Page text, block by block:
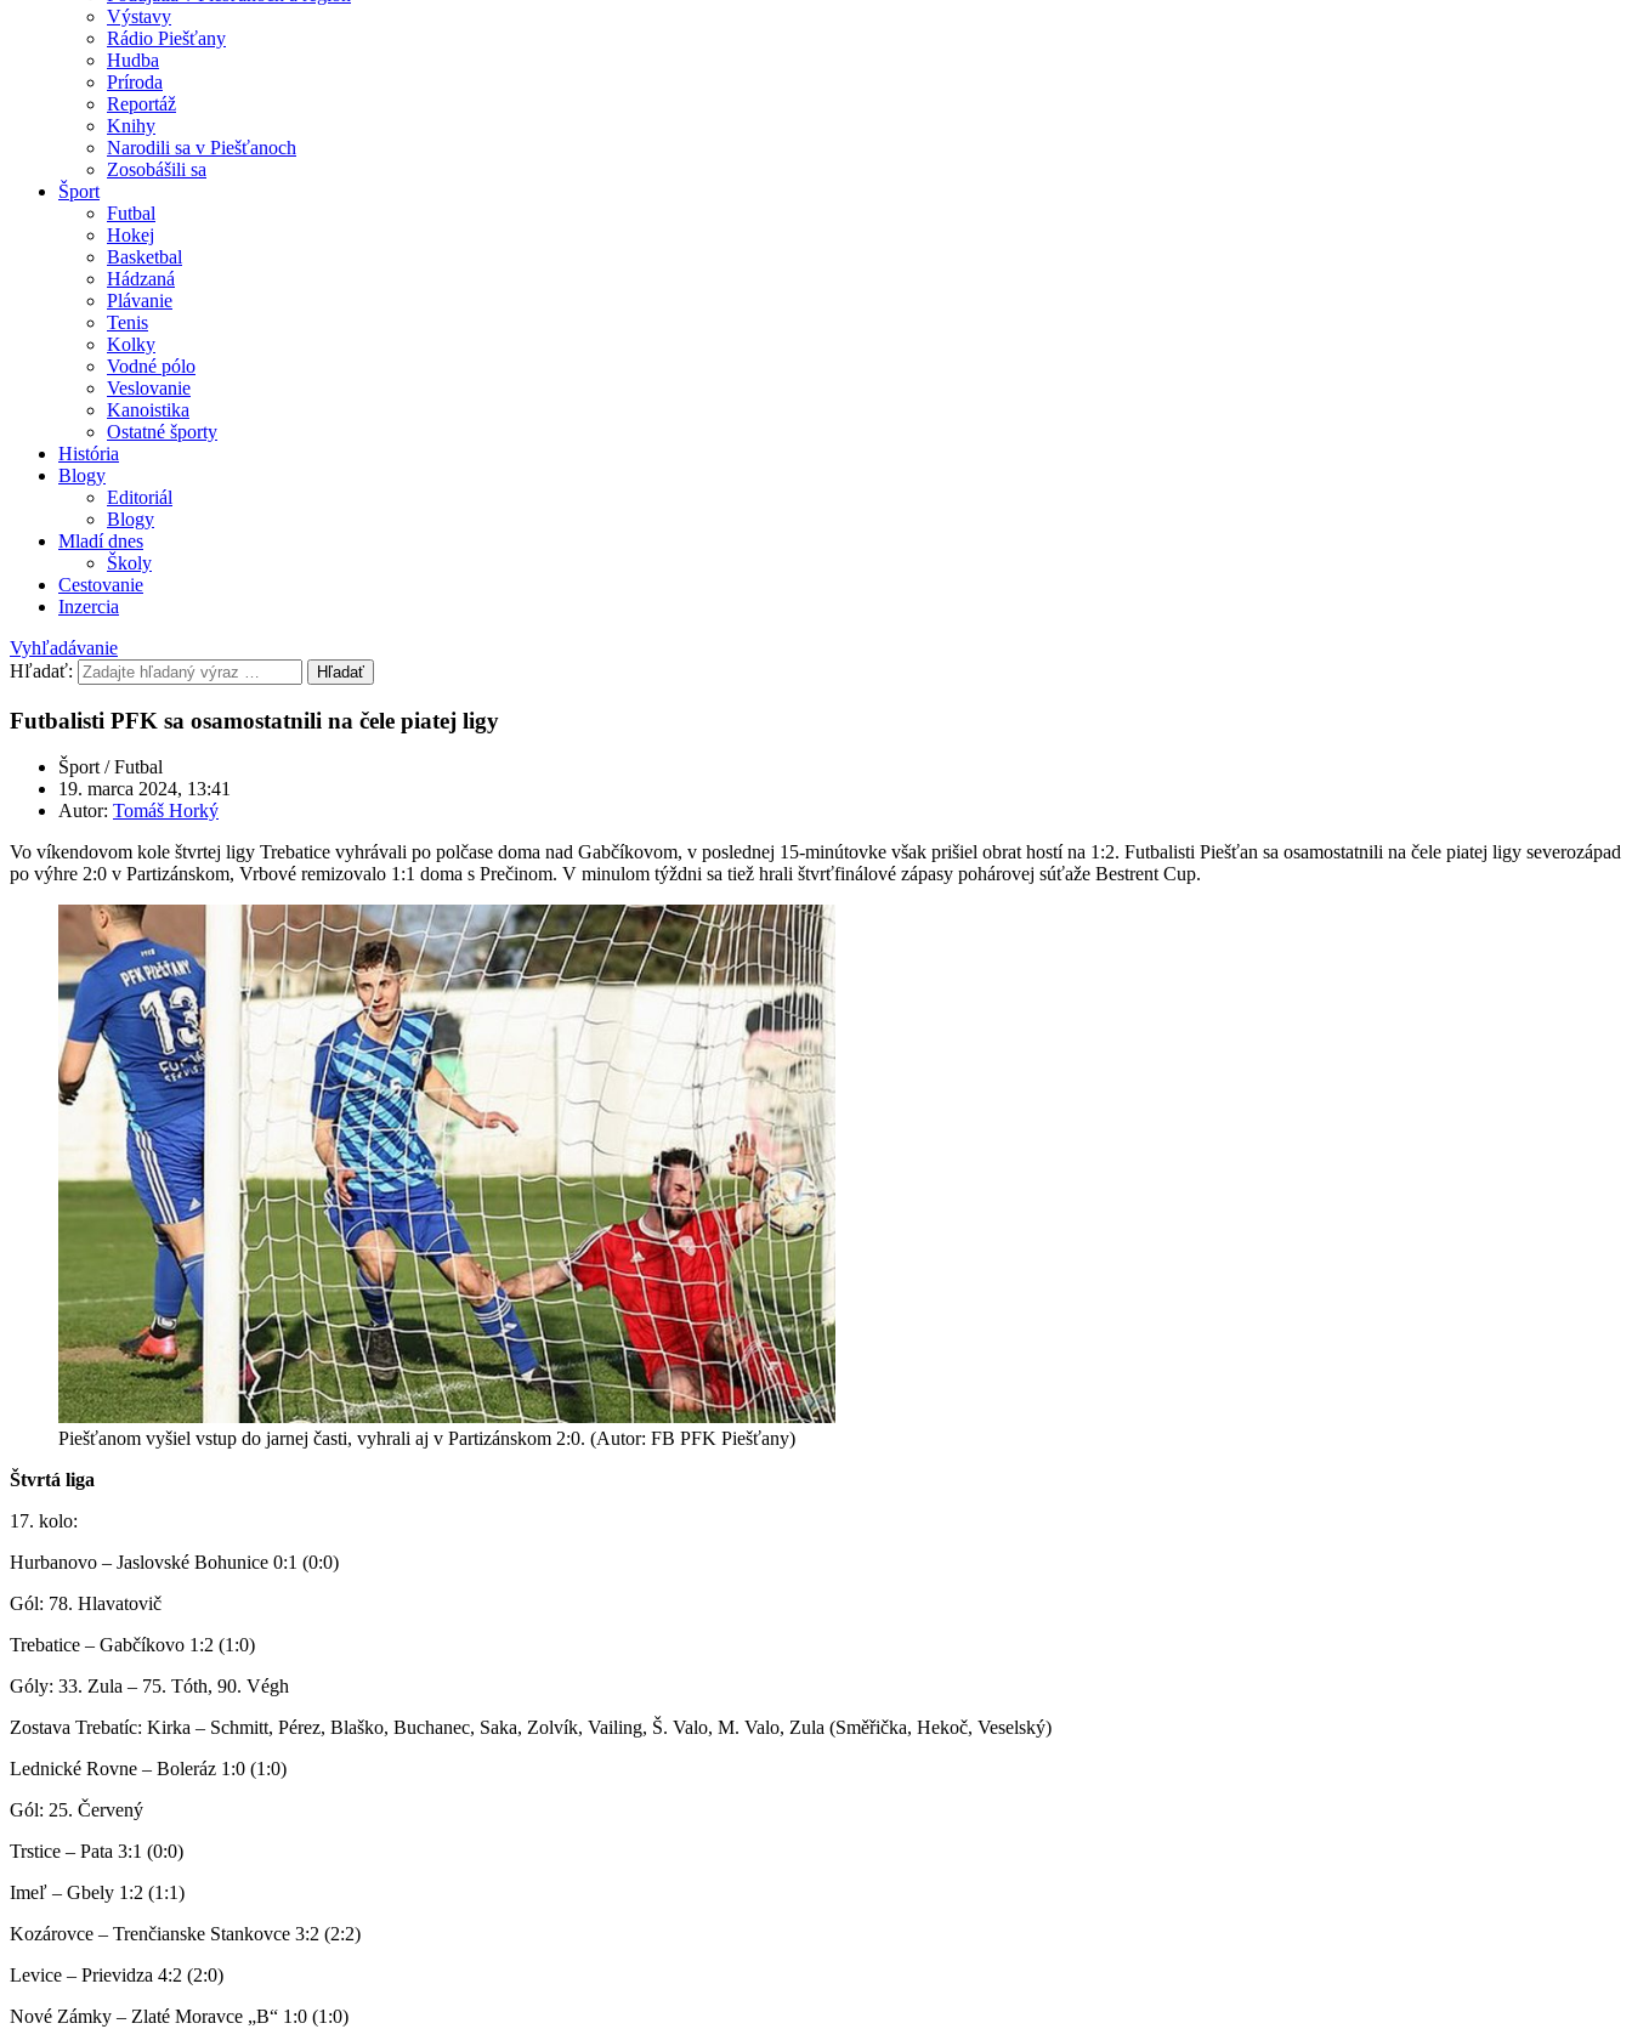
Výstavy
Rádio Piešťany
Hudba
Príroda
Reportáž
Knihy
Narodili sa v Piešťanoch
Zosobášili sa
Šport
Futbal
Hokej
Basketbal
Hádzaná
Plávanie
Tenis
Kolky
Vodné pólo
Veslovanie
Kanoistika
Ostatné športy
História
Blogy
Editoriál
Blogy
Mladí dnes
Školy
Cestovanie
Inzercia
Vyhľadávanie
Hľadať:
Hľadať
Futbalisti PFK sa osamostatnili na čele piatej ligy
Šport / Futbal
19. marca 2024, 13:41
Autor: Tomáš Horký
Vo víkendovom kole štvrtej ligy Trebatice vyhrávali po polčase doma nad Gabčíkovom, v poslednej 15-minútovke však prišiel obrat hostí na 1:2. Futbalisti Piešťan sa osamostatnili na čele piatej ligy severozápad
po výhre 2:0 v Partizánskom, Vrbové remizovalo 1:1 doma s Prečinom. V minulom týždni sa tiež hrali štvrťfinálové zápasy pohárovej súťaže Bestrent Cup.
Piešťanom vyšiel vstup do jarnej časti, vyhrali aj v Partizánskom 2:0. (Autor: FB PFK Piešťany)
Štvrtá liga
17. kolo:
Hurbanovo – Jaslovské Bohunice 0:1 (0:0)
Gól: 78. Hlavatovič
Trebatice – Gabčíkovo 1:2 (1:0)
Góly: 33. Zula – 75. Tóth, 90. Végh
Zostava Trebatíc: Kirka – Schmitt, Pérez, Blaško, Buchanec, Saka, Zolvík, Vailing, Š. Valo, M. Valo, Zula (Směřička, Hekoč, Veselský)
Lednické Rovne – Boleráz 1:0 (1:0)
Gól: 25. Červený
Trstice – Pata 3:1 (0:0)
Imeľ – Gbely 1:2 (1:1)
Kozárovce – Trenčianske Stankovce 3:2 (2:2)
Levice – Prievidza 4:2 (2:0)
Nové Zámky – Zlaté Moravce „B“ 1:0 (1:0)